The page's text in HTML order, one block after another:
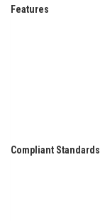
Features
Compliant Standards